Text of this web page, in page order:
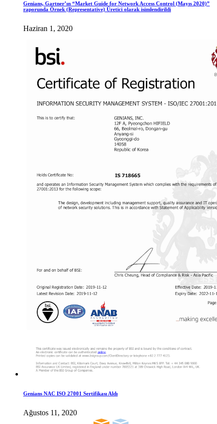
Genians, Gartner’ın “Market Guide for Network Access Control (Mayıs 2020)”
raporunda Örnek (Representative) Üretici olarak isimlendirildi
Haziran 1, 2020
Genians NAC ISO 27001 Sertifikası Aldı
Ağustos 11, 2020